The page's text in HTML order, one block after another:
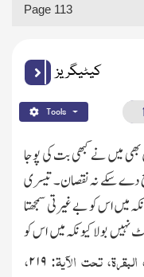
Page 113
کیٹیگریز
Tools
میں نے کبھی بت کی پوجا
دے سکے نہ نقصان۔ تیسری
میں اس کو بے غیرتی سمجھتا
بولا کیونکہ میں اس کو
تحت الآیۃ: ۲۱۹،